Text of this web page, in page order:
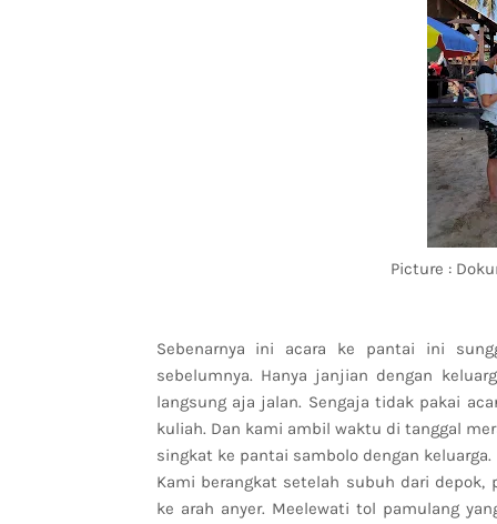
Picture :
Sebenarnya ini acara ke pantai ini
sebelumnya. Hanya janjian dengan
langsung aja jalan. Sengaja tidak pakai
kuliah. Dan kami ambil waktu di tanggal
singkat ke pantai sambolo dengan keluarga.
Kami berangkat setelah subuh dari
ke arah anyer. Meelewati tol pamulang